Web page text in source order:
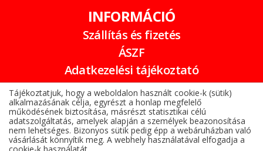
INFORMÁCIÓ
Szállítás és fizetés
ÁSZF
Adatkezelési tájékoztató
Garancia
Online elállási nyilatkozat
Tájékoztatjuk, hogy a weboldalon használt cookie-k (sütik)
alkalmazásának célja, egyrészt a honlap megfelelő
működésének biztosítása, másrészt statisztikai célú
adatszolgáltatás, amelyek alapján a személyek beazonosítása
nem lehetséges. Bizonyos sütik pedig épp a webáruházban való
vásárlását könnyítik meg. A webhely használatával elfogadja a